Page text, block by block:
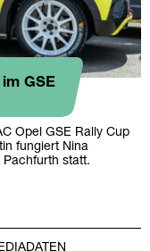
GSE
Opel GSE Rally Cup
fungiert Nina
Pachfurth statt.